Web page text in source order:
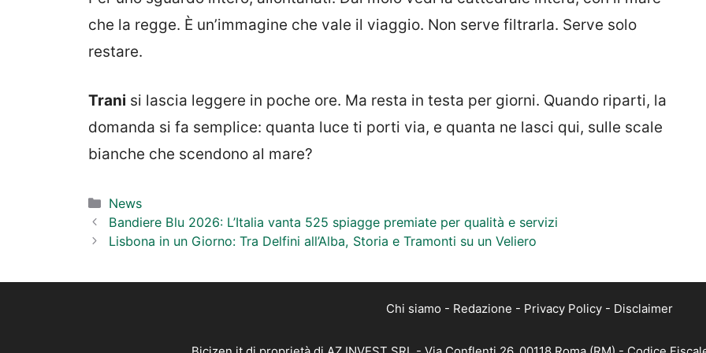
che la regge. È un’immagine che vale il viaggio. Non serve filtrarla. Serve solo
restare.
Trani si lascia leggere in poche ore. Ma resta in testa per giorni. Quando riparti, la
domanda si fa semplice: quanta luce ti porti via, e quanta ne lasci qui, sulle scale
bianche che scendono al mare?
Categorie
News
Bandiere Blu 2026: L’Italia vanta 525 spiagge premiate per qualità e servizi
Lisbona in un Giorno: Tra Delfini all’Alba, Storia e Tramonti su un Veliero
Chi siamo - Redazione - Privacy Policy - Disclaimer